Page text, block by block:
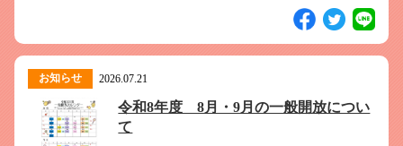
お知らせ 2026.07.21
令和8年度 8月・9月の一般開放につい
て